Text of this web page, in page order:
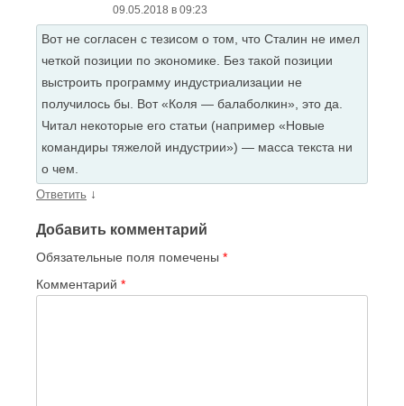
09.05.2018 в 09:23
Вот не согласен с тезисом о том, что Сталин не имел
четкой позиции по экономике. Без такой позиции
выстроить программу индустриализации не
получилось бы. Вот «Коля — балаболкин», это да.
Читал некоторые его статьи (например «Новые
командиры тяжелой индустрии») — масса текста ни
о чем.
Ответить ↓
Добавить комментарий
Обязательные поля помечены *
Комментарий *